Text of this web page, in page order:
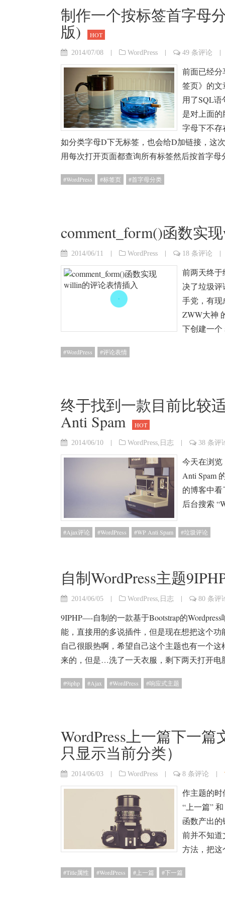
制作一个按标签首字母
版)
HOT
2014/07/08 | WordPress | 49 条评论 |
前面已经分
签页》的
用了SQL语
是对上面
字母下不
如分类字母D下无标签，也会给D加链接，这
用每次打开页面都查询所有标签然后按首字母
WordPress 标签页 首字母分类
comment_form()函数实
2014/06/11 | WordPress | 18 条评论 |
前两天终
决了垃圾
手党，有
ZWW大神
下创建一个
WordPress 评论表情
终于找到一款目前比较
Anti Spam
HOT
2014/06/10 | WordPress 日志 | 38 条评
今天在浏览
Anti Spam
的博客中
后台搜索
Ajax评论 WordPress WP Anti Spam 垃圾评论
自制WordPress主题
2014/06/05 | WordPress 日志 | 80 条评
9IPHP—-自制的一款基于Bootstrap的
能，直接用的多说插件，但是现在想把这个
自己很眼热啊，希望自己这个主题也有一个
来的，但是…洗了一天衣服，剩下两天打开
9iphp Ajax WordPress 响应式主题
WordPress上一篇下一
只显示当前分类）
2014/06/03 | WordPress | 8 条评论 |
作主题的
“上一篇”
函数产出的
前并不知
方法，把
Title属性 WordPress 上一篇 下一篇